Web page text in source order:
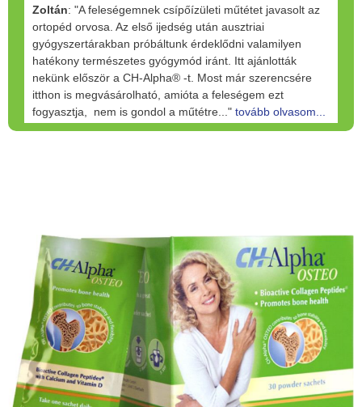
Zoltán: "A feleségemnek csípőízületi műtétet javasolt az
ortopéd orvosa. Az első ijedség után ausztriai
gyógyszertárakban próbáltunk érdeklődni valamilyen
hatékony természetes gyógymód iránt. Itt ajánlották
nekünk először a CH-Alpha® -t. Most már szerencsére
itthon is megvásárolható, amióta a feleségem ezt
fogyasztja, nem is gondol a műtétre..." tovább olvasom...